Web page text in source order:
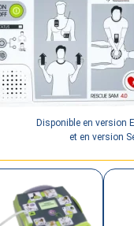
Disponible en version
et en version